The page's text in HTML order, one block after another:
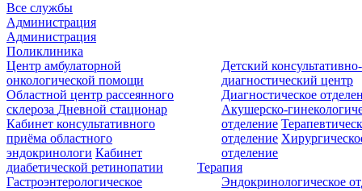
Все службы
Администрация
Администрация
Поликлиника
Центр амбулаторной
онкологической помощи
Областной центр рассеянного
склероза Дневной стационар
Кабинет консультативного
приёма областного
эндокринологи Кабинет
диабетической ретинопатии
Детский консультативно-
диагностический центр
Диагностическое
Акушерско-
отделение
отделение
отделение
Терапия
Гастроэнтерологическое
Эндокринологическое